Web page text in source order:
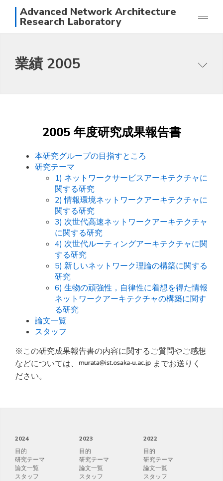
Advanced Network Architecture
Research Laboratory
業績
日本語 English
業績 2005
2005 年度研究成果報告書
本研究グループの目指すところ
研究テーマ
1) ネットワークサービスアーキテクチャに
関する研究
2) 情報環境ネットワークアーキテクチャに
関する研究
3) 次世代高速ネットワークアーキテクチャ
に関する研究
4) 次世代ルーティングアーキテクチャに関
する研究
5) 新しいネットワーク理論の構築に関する
研究
6) 生物の頑強性，自律性に着想を得た情報
ネットワークアーキテクチャの構築に関す
る研究
論文一覧
スタッフ
※この研究成果報告書の内容に関するご質問やご感想
などについては、
までお送りく
ださい。
2024
目的
研究テーマ
論文一覧
スタッフ
2023
目的
研究テーマ
論文一覧
スタッフ
2022
目的
研究テーマ
論文一覧
スタッフ